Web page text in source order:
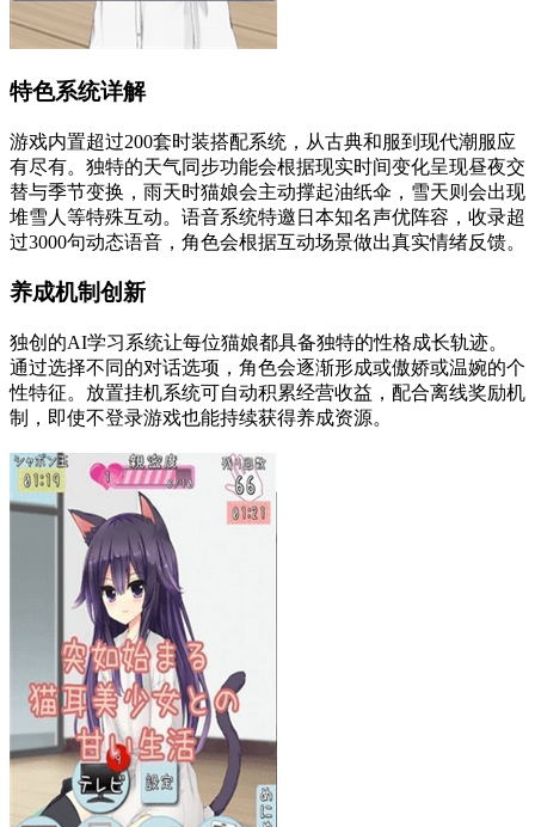
特色系统详解
游戏内置超过200套时装搭配系统，从古典和服到现代潮服应
有尽有。独特的天气同步功能会根据现实时间变化呈现昼夜交
替与季节变换，雨天时猫娘会主动撑起油纸伞，雪天则会出现
堆雪人等特殊互动。语音系统特邀日本知名声优阵容，收录超
过3000句动态语音，角色会根据互动场景做出真实情绪反馈。
养成机制创新
独创的AI学习系统让每位猫娘都具备独特的性格成长轨迹。
通过选择不同的对话选项，角色会逐渐形成或傲娇或温婉的个
性特征。放置挂机系统可自动积累经营收益，配合离线奖励机
制，即使不登录游戏也能持续获得养成资源。